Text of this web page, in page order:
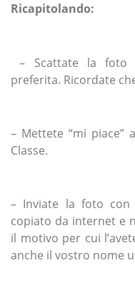
Ricapitolando:
– Scattate la foto
preferita. Ricordate
– Mettete “mi piace”
Classe.
– Inviate la foto
copiato da internet e
il motivo per cui
anche il vostro nome